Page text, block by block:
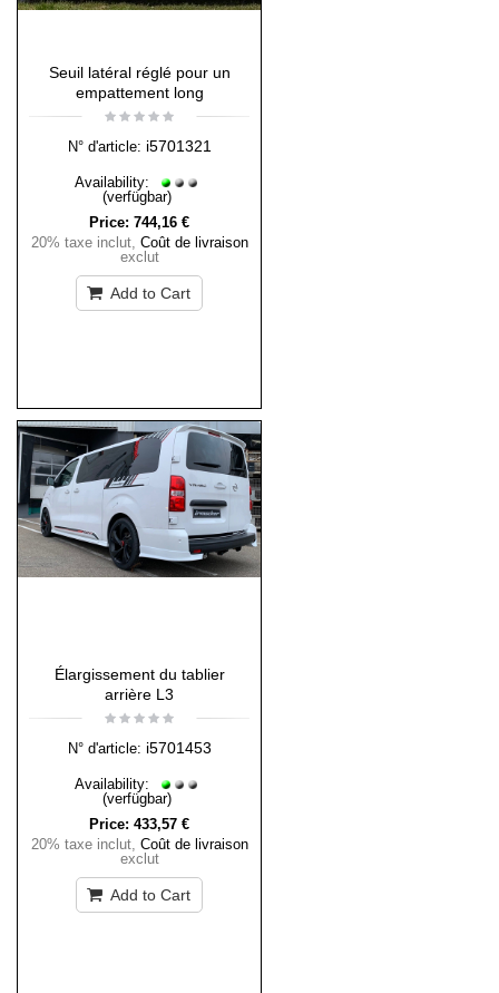
Seuil latéral réglé pour un
empattement long
N° d'article: i5701321
Availability:
(verfügbar)
Price: 744,16 €
20% taxe inclut, Coût de livraison
exclut
Add to Cart
Élargissement du tablier
arrière L3
N° d'article: i5701453
Availability:
(verfügbar)
Price: 433,57 €
20% taxe inclut, Coût de livraison
exclut
Add to Cart